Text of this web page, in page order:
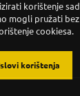
korištenje
mogli pružati
cookiesa.
korištenja